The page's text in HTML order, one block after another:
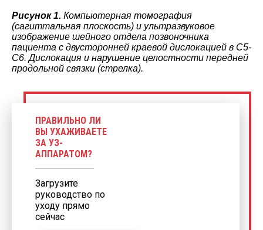
Рисунок 1. Компьютерная томография
(сагиттальная плоскость) и ультразвуковое
изображение шейного отдела позвоночника
пациента с двусторонней краевой дислокацией в С5-
С6. Дислокация и нарушение целостности передней
продольной связки (стрелка).
ПРАВИЛЬНО ЛИ
ВЫ УХАЖИВАЕТЕ
ЗА УЗ-
АППАРАТОМ?
Загрузите
руководство по
уходу прямо
сейчас